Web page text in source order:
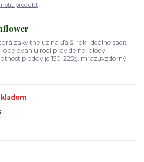
produkt
zakvitne uz na ďalší rok. ideálne sadiť
opelovaniu rodí pravidelne, plody
plodov je 150-225g. mrazuvzdorný